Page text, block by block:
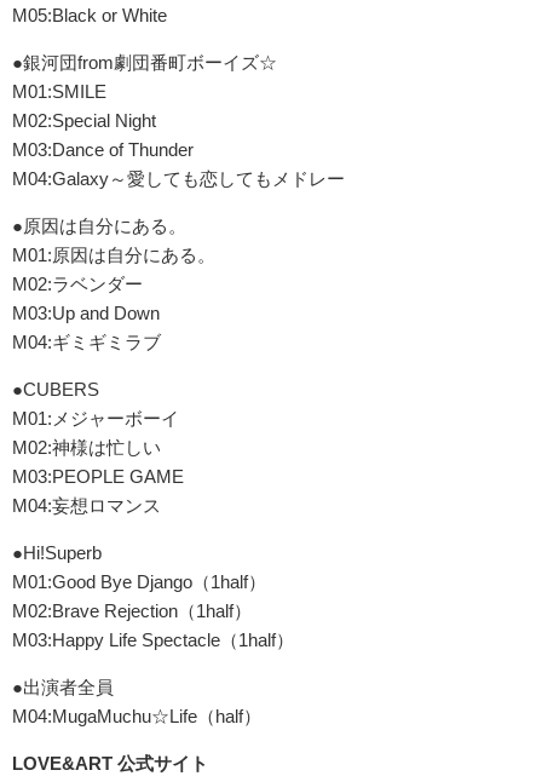
M05:Black or White
●銀河団from劇団番町ボーイズ☆
M01:SMILE
M02:Special Night
M03:Dance of Thunder
M04:Galaxy～愛しても恋してもメドレー
●原因は自分にある。
M01:原因は自分にある。
M02:ラベンダー
M03:Up and Down
M04:ギミギミラブ
●CUBERS
M01:メジャーボーイ
M02:神様は忙しい
M03:PEOPLE GAME
M04:妄想ロマンス
●Hi!Superb
M01:Good Bye Django（1half）
M02:Brave Rejection（1half）
M03:Happy Life Spectacle（1half）
●出演者全員
M04:MugaMuchu☆Life（half）
LOVE&ART 公式サイト